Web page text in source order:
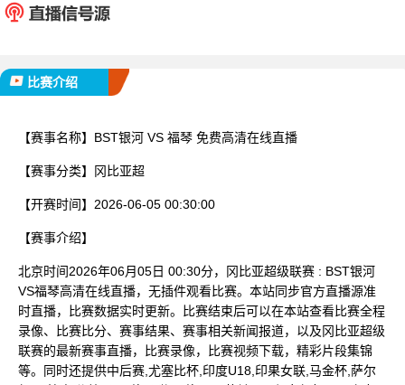
比赛介绍
【赛事名称】 BST银河 VS 福琴 免费高清在线直播
【赛事分类】 冈比亚超
【开赛时间】 2026-06-05 00:30:00
【赛事介绍】
北京时间2026年06月05日 00:30分，冈比亚超级联赛 : BST银河
VS福琴高清在线直播，无插件观看比赛。本站同步官方直播源准
时直播，比赛数据实时更新。比赛结束后可以在本站查看比赛全程
录像、比赛比分、赛事结果、赛事相关新闻报道，以及冈比亚超级
联赛的最新赛事直播，比赛录像，比赛视频下载，精彩片段集锦
等。同时还提供中后赛,尤塞比杯,印度U18,印果女联,马金杯,萨尔